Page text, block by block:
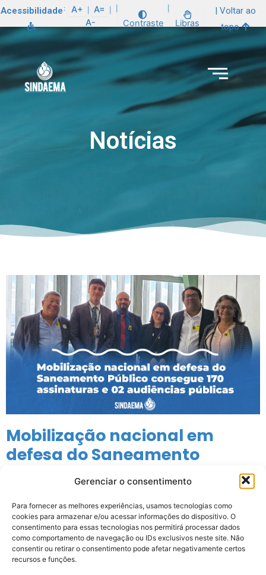
Gerenciar o consentimento
Para fornecer as melhores experiências, usamos tecnologias como
cookies para armazenar e/ou acessar informações do dispositivo. O
consentimento para essas tecnologias nos permitirá processar dados
como comportamento de navegação ou IDs exclusivos neste site. Não
consentir ou retirar o consentimento pode afetar negativamente certos
recursos e funções.
Acessibilidade : A+ A=
A- Contraste Libras
| Voltar ao
topo
Notícias
Mobilização nacional em
defesa do Saneamento
Público consegue 170
assinaturas e audiências
públicas
A luta do Sindaema, ao lado do conjunto dos urbanitários de todo
o Brasil, mobilizados pelo Coletivo Nacional de Saneamento